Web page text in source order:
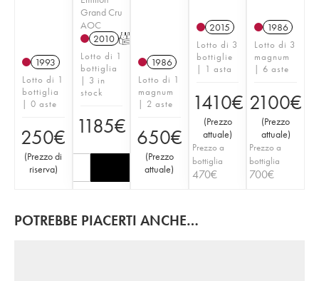
1993
Lotto di 1
bottiglia
| 0 aste
250€
(Prezzo di
riserva)
Grand Cru
AOC
2010 T
Lotto di 1
bottiglia
| 3 in
stock
1185€
1986
Lotto di 1
magnum
| 2 aste
650€
(Prezzo
attuale)
2015
Lotto di 3
bottiglie
| 1 asta
1410€
(Prezzo
attuale)
Prezzo a
bottiglia
470€
1986
Lotto di 3
magnum
| 6 aste
2100€
(Prezzo
attuale)
Prezzo a
bottiglia
700€
POTREBBE PIACERTI ANCHE…